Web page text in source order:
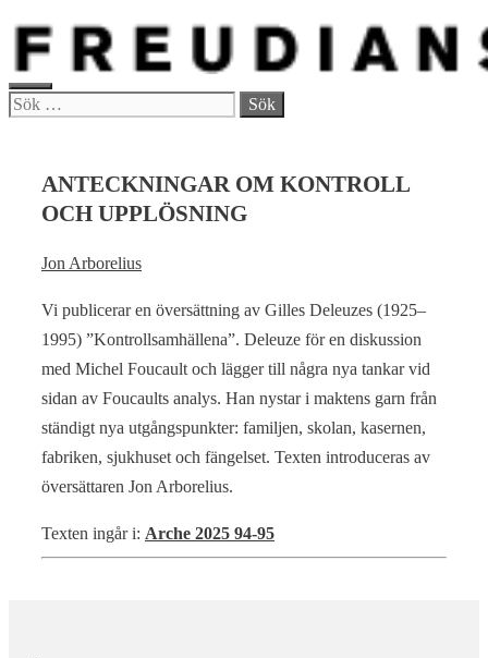
Hoppa
innehåll
MENY
Sök
ANTECKNINGAR OM KONTROLL
OCH UPPLÖSNING
Jon Arborelius
Vi publicerar en översättning av Gilles Deleuzes (1925–
1995) ”Kontrollsamhällena”. Deleuze för en diskussion
med Michel Foucault och lägger till några nya tankar vid
sidan av Foucaults analys. Han nystar i maktens garn från
ständigt nya utgångspunkter: familjen, skolan, kasernen,
fabriken, sjukhuset och fängelset. Texten introduceras av
översättaren Jon Arborelius.
Texten ingår i: Arche 2025 94-95